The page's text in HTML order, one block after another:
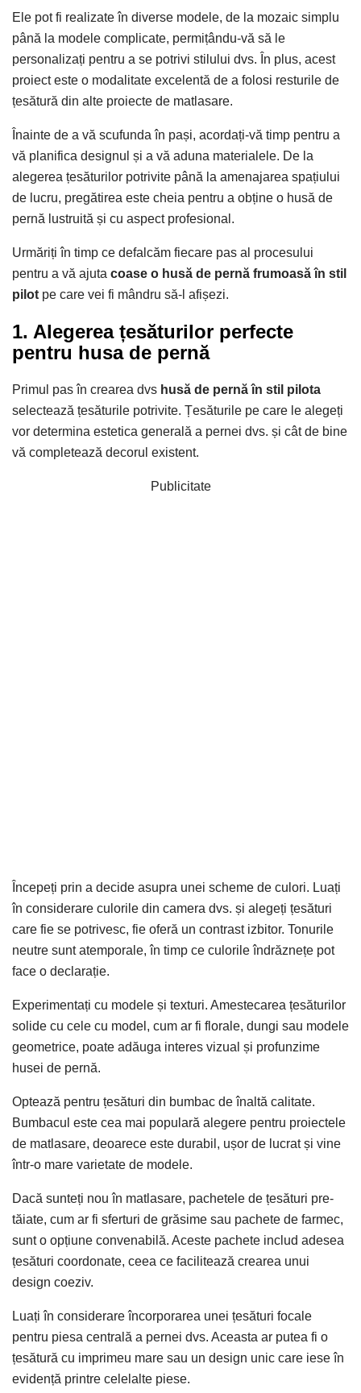
Ele pot fi realizate în diverse modele, de la mozaic simplu
până la modele complicate, permițându-vă să le
personalizați pentru a se potrivi stilului dvs. În plus, acest
proiect este o modalitate excelentă de a folosi resturile de
țesătură din alte proiecte de matlasare.
Înainte de a vă scufunda în pași, acordați-vă timp pentru a
vă planifica designul și a vă aduna materialele. De la
alegerea țesăturilor potrivite până la amenajarea spațiului
de lucru, pregătirea este cheia pentru a obține o husă de
pernă lustruită și cu aspect profesional.
Urmăriți în timp ce defalcăm fiecare pas al procesului
pentru a vă ajuta coase o husă de pernă frumoasă în stil
pilot pe care vei fi mândru să-l afișezi.
1. Alegerea țesăturilor perfecte
pentru husa de pernă
Primul pas în crearea dvs husă de pernă în stil pilota
selectează țesăturile potrivite. Țesăturile pe care le alegeți
vor determina estetica generală a pernei dvs. și cât de bine
vă completează decorul existent.
Publicitate
Începeți prin a decide asupra unei scheme de culori. Luați
în considerare culorile din camera dvs. și alegeți țesături
care fie se potrivesc, fie oferă un contrast izbitor. Tonurile
neutre sunt atemporale, în timp ce culorile îndrăznețe pot
face o declarație.
Experimentați cu modele și texturi. Amestecarea țesăturilor
solide cu cele cu model, cum ar fi florale, dungi sau modele
geometrice, poate adăuga interes vizual și profunzime
husei de pernă.
Optează pentru țesături din bumbac de înaltă calitate.
Bumbacul este cea mai populară alegere pentru proiectele
de matlasare, deoarece este durabil, ușor de lucrat și vine
într-o mare varietate de modele.
Dacă sunteți nou în matlasare, pachetele de țesături pre-
tăiate, cum ar fi sferturi de grăsime sau pachete de farmec,
sunt o opțiune convenabilă. Aceste pachete includ adesea
țesături coordonate, ceea ce facilitează crearea unui
design coeziv.
Luați în considerare încorporarea unei țesături focale
pentru piesa centrală a pernei dvs. Aceasta ar putea fi o
țesătură cu imprimeu mare sau un design unic care iese în
evidență printre celelalte piese.